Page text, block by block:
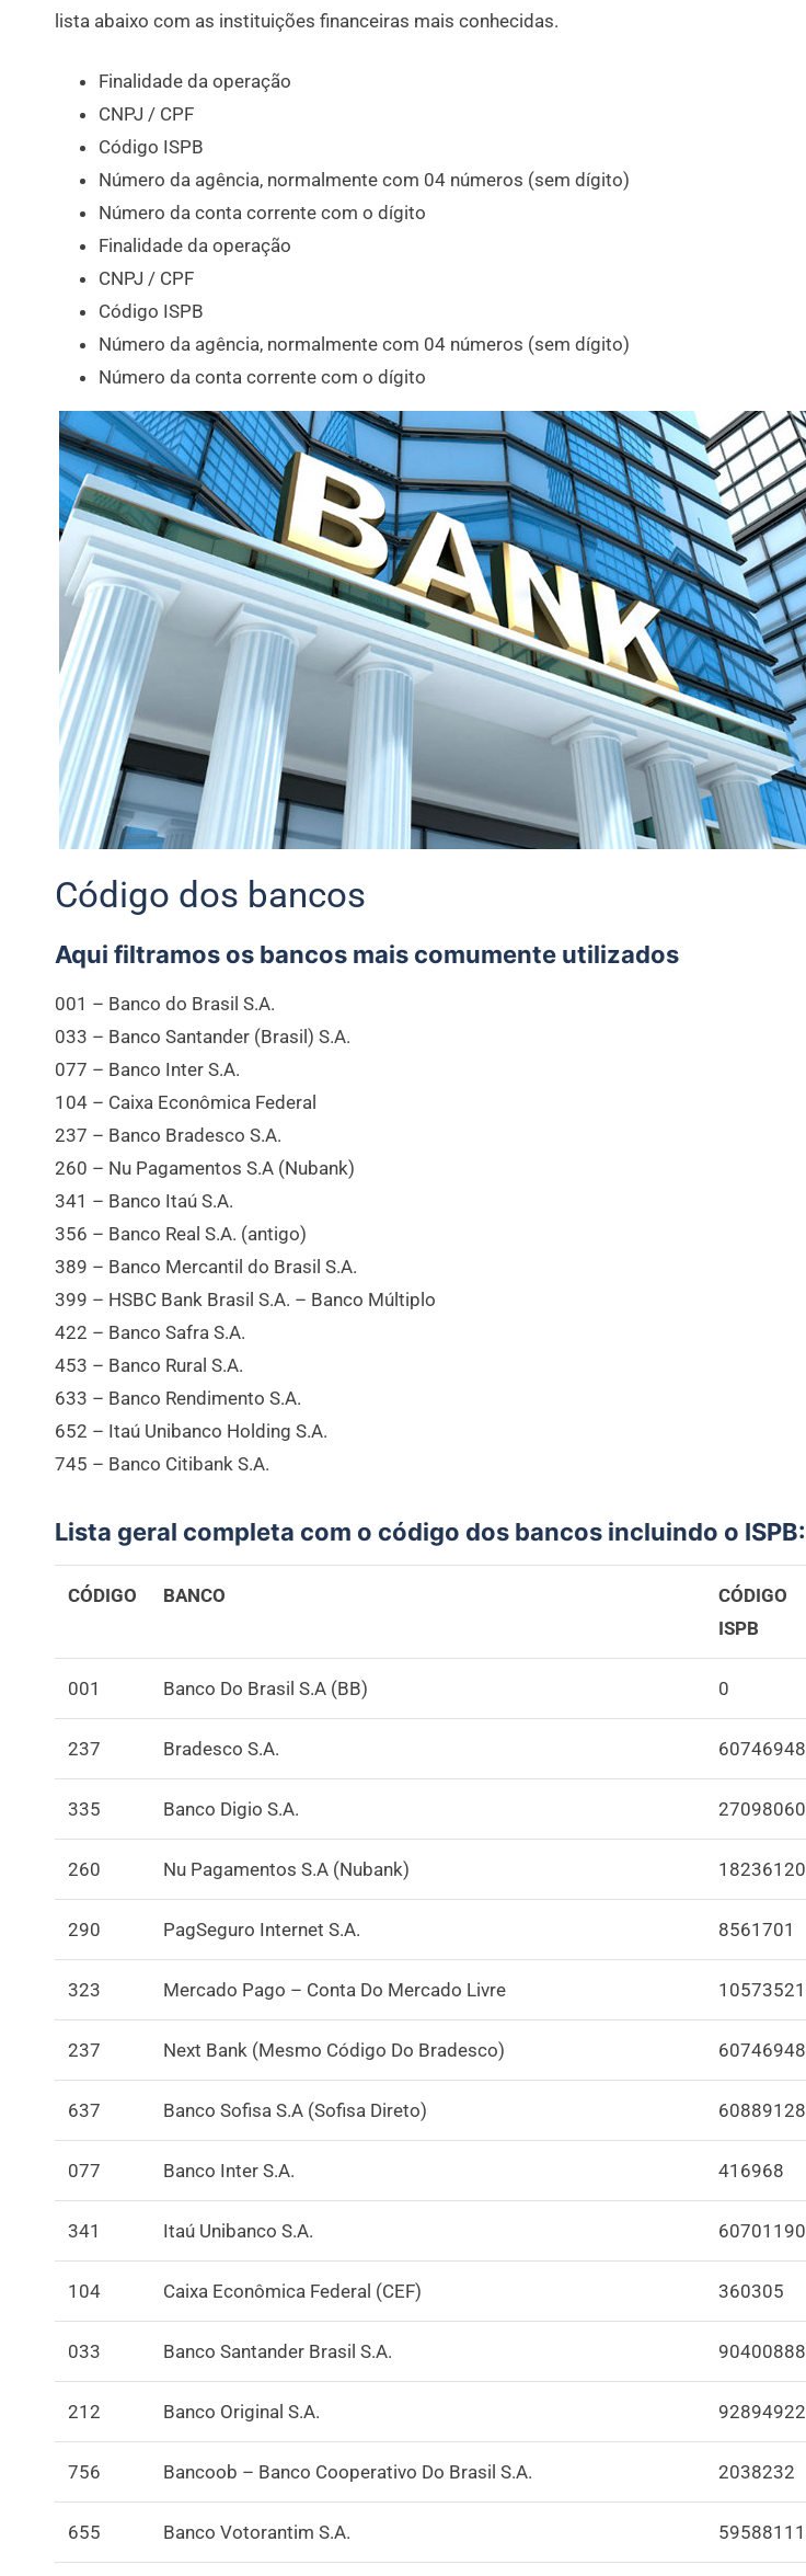
lista abaixo com as instituições financeiras mais conhecidas.
Finalidade da operação
CNPJ / CPF
Código ISPB
Número da agência, normalmente com 04 números (sem dígito)
Número da conta corrente com o dígito
Finalidade da operação
CNPJ / CPF
Código ISPB
Número da agência, normalmente com 04 números (sem dígito)
Número da conta corrente com o dígito
Código dos bancos
Aqui filtramos os bancos mais comumente utilizados
001 – Banco do Brasil S.A.
033 – Banco Santander (Brasil) S.A.
077 – Banco Inter S.A.
104 – Caixa Econômica Federal
237 – Banco Bradesco S.A.
260 – Nu Pagamentos S.A (Nubank)
341 – Banco Itaú S.A.
356 – Banco Real S.A. (antigo)
389 – Banco Mercantil do Brasil S.A.
399 – HSBC Bank Brasil S.A. – Banco Múltiplo
422 – Banco Safra S.A.
453 – Banco Rural S.A.
633 – Banco Rendimento S.A.
652 – Itaú Unibanco Holding S.A.
745 – Banco Citibank S.A.
Lista geral completa com o código dos bancos incluindo o ISPB:
CÓDIGO BANCO
CÓDIGO
ISPB
001 Banco Do Brasil S.A (BB) 0
237 Bradesco S.A. 60746948
335 Banco Digio S.A. 27098060
260 Nu Pagamentos S.A (Nubank) 18236120
290 PagSeguro Internet S.A. 8561701
323 Mercado Pago – Conta Do Mercado Livre 10573521
237 Next Bank (Mesmo Código Do Bradesco) 60746948
637 Banco Sofisa S.A (Sofisa Direto) 60889128
077 Banco Inter S.A. 416968
341 Itaú Unibanco S.A. 60701190
104 Caixa Econômica Federal (CEF) 360305
033 Banco Santander Brasil S.A. 90400888
212 Banco Original S.A. 92894922
756 Bancoob – Banco Cooperativo Do Brasil S.A. 2038232
655 Banco Votorantim S.A. 59588111